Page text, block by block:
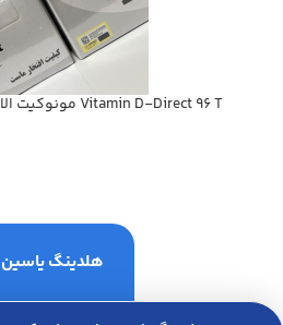
Vitamin D-Direct 96 T مونوكيت الايزا ويتامين D-Direct
هلدینگ